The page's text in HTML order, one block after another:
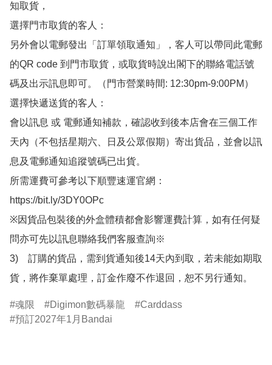
知取貨，
選擇門市取貨的客人：
另外會以電郵發出「訂單領取通知」，客人可以帶同此電郵
的QR code 到門市取貨，或取貨時說出閣下的聯絡電話號
碼及出示訊息即可。（門市營業時間: 12:30pm-9:00PM）
選擇快遞送貨的客人：
會以訊息 或 電郵通知補款，確認收到後本店會在三個工作
天內（不包括星期六、日及公眾假期）寄出貨品，並會以訊
息及電郵通知追蹤號碼已出貨。
所需運費可參考以下順豐速運官網：
https://bit.ly/3DY0OPc
※因貨品包裝後的外盒體積都會影響運費計算，如有任何疑
問亦可先以訊息聯絡我們客服查詢※
3)　訂購的貨品，需到貨通知後14天內到取，若未能如期取
貨，將作棄單處理，訂金作廢不作退回，恕不另行通知。
魂限 Digimon數碼暴龍
Carddass
預訂2027年1月Bandai